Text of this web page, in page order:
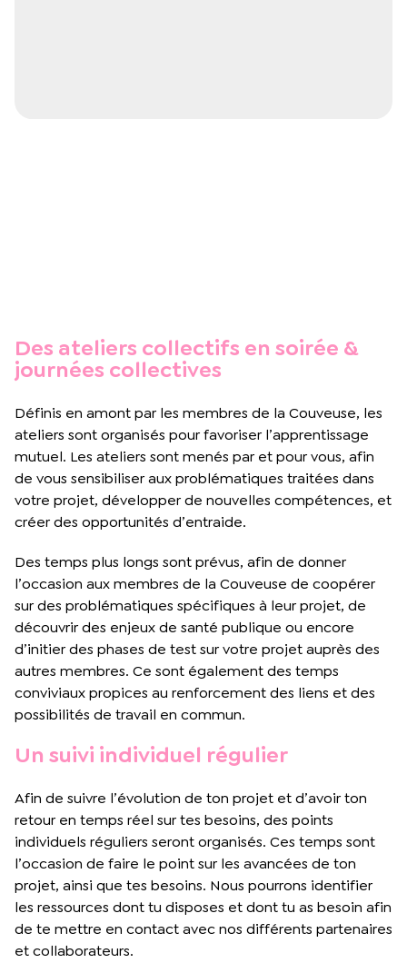
Des ateliers collectifs en soirée &
journées collectives
Définis en amont par les membres de la Couveuse, les
ateliers sont organisés pour favoriser l’apprentissage
mutuel. Les ateliers sont menés par et pour vous, afin
de vous sensibiliser aux problématiques traitées dans
votre projet, développer de nouvelles compétences, et
créer des opportunités d’entraide.
Des temps plus longs sont prévus, afin de donner
l’occasion aux membres de la Couveuse de coopérer
sur des problématiques spécifiques à leur projet, de
découvrir des enjeux de santé publique ou encore
d’initier des phases de test sur votre projet auprès des
autres membres. Ce sont également des temps
conviviaux propices au renforcement des liens et des
possibilités de travail en commun.
Un suivi individuel régulier
Afin de suivre l’évolution de ton projet et d’avoir ton
retour en temps réel sur tes besoins, des points
individuels réguliers seront organisés. Ces temps sont
l’occasion de faire le point sur les avancées de ton
projet, ainsi que tes besoins. Nous pourrons identifier
les ressources dont tu disposes et dont tu as besoin afin
de te mettre en contact avec nos différents partenaires
et collaborateurs.